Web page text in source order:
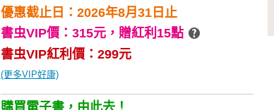
優惠截止日：2026年8月31日止
書虫VIP價：315元， 贈紅利15點
書虫VIP紅利價：299元
(更多VIP好康)
購買電子書，由此去！